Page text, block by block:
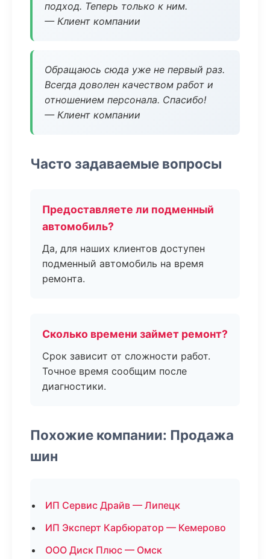
подход. Теперь только к ним.
— Клиент компании
Обращаюсь сюда уже не первый раз.
Всегда доволен качеством работ и
отношением персонала. Спасибо!
— Клиент компании
Часто задаваемые вопросы
Предоставляете ли подменный
автомобиль?
Да, для наших клиентов доступен
подменный автомобиль на время
ремонта.
Сколько времени займет ремонт?
Срок зависит от сложности работ.
Точное время сообщим после
диагностики.
Похожие компании: Продажа
шин
ИП Сервис Драйв — Липецк
ИП Эксперт Карбюратор — Кемерово
ООО Диск Плюс — Омск